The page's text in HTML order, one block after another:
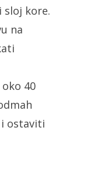
sloj kore.
na
40
ostaviti